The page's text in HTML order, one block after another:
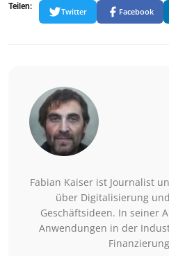
Teilen:
Twitter Facebook
Fabian Kaiser ist Journalist
über Digitalisierung
Geschäftsideen. In seiner
Anwendungen in der